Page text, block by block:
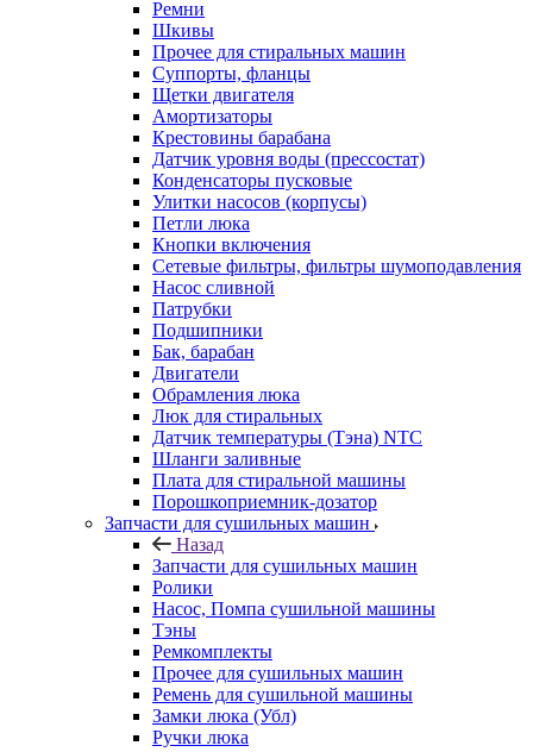
Ремни
Шкивы
Прочее для стиральных машин
Суппорты, фланцы
Щетки двигателя
Амортизаторы
Крестовины барабана
Датчик уровня воды (прессостат)
Конденсаторы пусковые
Улитки насосов (корпусы)
Петли люка
Кнопки включения
Сетевые фильтры, фильтры шумоподавления
Насос сливной
Патрубки
Подшипники
Бак, барабан
Двигатели
Обрамления люка
Люк для стиральных
Датчик температуры (Тэна) NTC
Шланги заливные
Плата для стиральной машины
Порошкоприемник-дозатор
Запчасти для сушильных машин
Назад
Запчасти для сушильных машин
Ролики
Насос, Помпа сушильной машины
Тэны
Ремкомплекты
Прочее для сушильных машин
Ремень для сушильной машины
Замки люка (Убл)
Ручки люка